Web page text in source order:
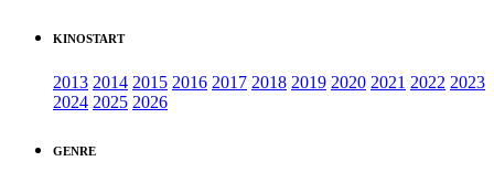
KINOSTART
2013 2014 2015 2016 2017 2018 2019 2020 2021 2022 2023
2024 2025 2026
GENRE